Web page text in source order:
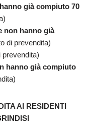
già compiuto 70
non hanno già
di prevendita)
hanno già compiuto
AI RESIDENTI